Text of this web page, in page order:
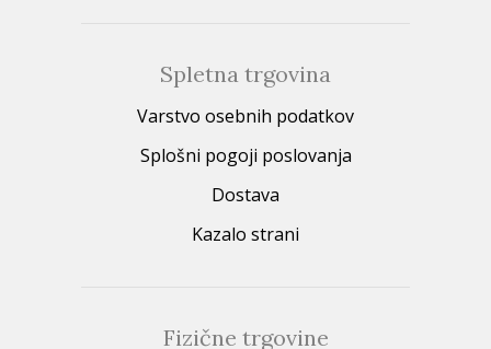
Spletna trgovina
Varstvo osebnih podatkov
Splošni pogoji poslovanja
Dostava
Kazalo strani
Fizične trgovine